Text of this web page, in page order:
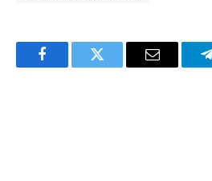
FacebookTwitter Email